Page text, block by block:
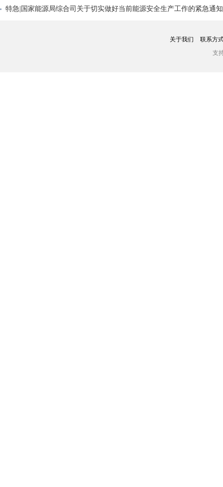
特急|国家能源局综合司关于切实做好当前能源安全生产工作的紧急通
关于我们
联系方
支